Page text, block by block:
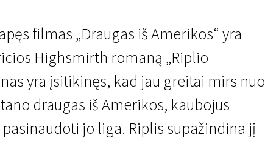
filmas „Draugas iš Amerikos“ yra
Highsmirth romaną „Riplio
yra įsitikinęs, kad jau greitai mirs nuo
draugas iš Amerikos, kaubojus
jo liga. Riplis supažindina jį